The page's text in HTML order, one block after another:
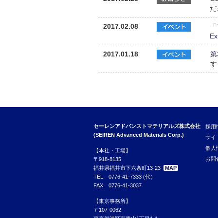
2017.02.08 「
2017.01.18
す
セーレンアドバンストマテリアルズ株式会社
(SEIREN Advanced Materials Corp.)
【本社・工場】
〒918-8135
福井県福井市下六条町13-23
MAP
TEL 0776-41-7333 (代）
FAX 0776-41-3037
【東京事務所】
〒107-0062
採用
サイ
個人
お問